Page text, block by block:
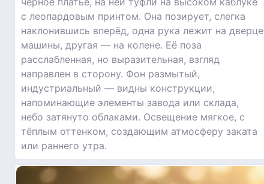
с леопардовым принтом. Она позирует, слегка
наклонившись вперёд, одна рука лежит на дверце
машины, другая — на колене. Её поза
расслабленная, но выразительная, взгляд
направлен в сторону. Фон размытый,
индустриальный — видны конструкции,
напоминающие элементы завода или склада,
небо затянуто облаками. Освещение мягкое, с
тёплым оттенком, создающим атмосферу заката
или раннего утра.